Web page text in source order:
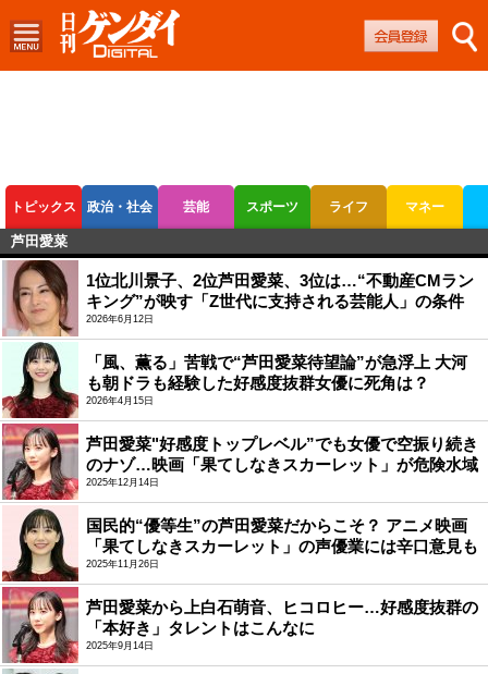
トピックス 政治・社会 芸能 スポーツ ライフ マネー
ボートレース
芦田愛菜
1位北川景子、2位芦田愛菜、3位は…“不動産CMラン
キング”が映す「Z世代に支持される芸能人」の条件
2026年6月12日
「風、薫る」苦戦で“芦田愛菜待望論”が急浮上 大河
も朝ドラも経験した好感度抜群女優に死角は？
2026年4月15日
芦田愛菜"好感度トップレベル”でも女優で空振り続き
のナゾ…映画「果てしなきスカーレット」が危険水域
2025年12月14日
国民的“優等生”の芦田愛菜だからこそ？ アニメ映画
「果てしなきスカーレット」の声優業には辛口意見も
2025年11月26日
芦田愛菜から上白石萌音、ヒコロヒー…好感度抜群の
「本好き」タレントはこんなに
2025年9月14日